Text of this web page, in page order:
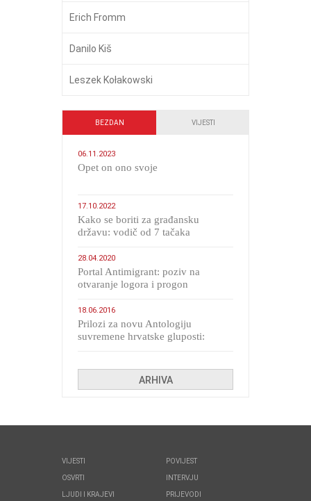
Erich Fromm
Danilo Kiš
Leszek Kołakowski
BEZDAN VIJESTI
06.11.2023
​Opet on ono svoje
17.10.2022
Kako se boriti za građansku
državu: vodič od 7 tačaka
28.04.2020
Portal Antimigrant: poziv na
otvaranje logora i progon
18.06.2016
Prilozi za novu Antologiju
suvremene hrvatske gluposti:
ARHIVA
VIJESTI
OSVRTI
LJUDI I KRAJEVI
POVIJEST
INTERVJU
PRIJEVODI